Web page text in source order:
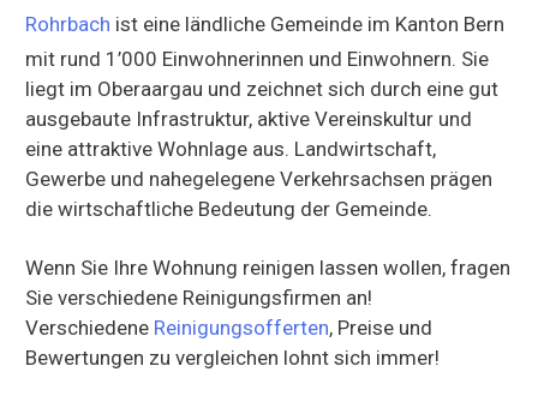
Rohrbach ist eine ländliche Gemeinde im Kanton Bern
mit rund 1’000 Einwohnerinnen und Einwohnern. Sie
liegt im Oberaargau und zeichnet sich durch eine gut
ausgebaute Infrastruktur, aktive Vereinskultur und
eine attraktive Wohnlage aus. Landwirtschaft,
Gewerbe und nahegelegene Verkehrsachsen prägen
die wirtschaftliche Bedeutung der Gemeinde.
Wenn Sie Ihre Wohnung reinigen lassen wollen, fragen
Sie verschiedene Reinigungsfirmen an!
Verschiedene Reinigungsofferten, Preise und
Bewertungen zu vergleichen lohnt sich immer!